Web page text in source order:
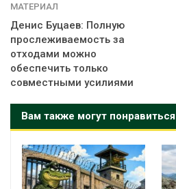
МАТЕРИАЛ
Денис Буцаев: Полную
прослеживаемость за
отходами можно
обеспечить только
совместными усилиями
Вам также могут понравиться